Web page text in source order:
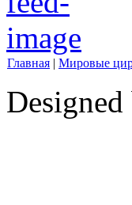
Главная | Мировые